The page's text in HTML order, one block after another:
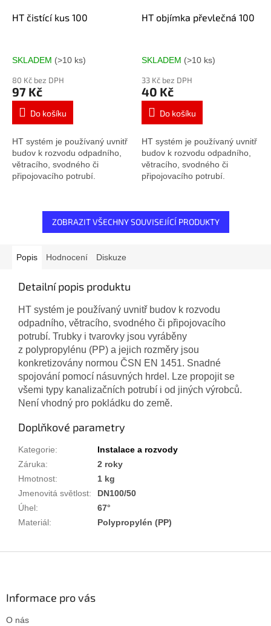
HT čistící kus 100
SKLADEM (>10 ks)
80 Kč bez DPH
97 Kč
Do košíku
HT systém je používaný uvnitř
budov k rozvodu odpadního,
větracího, svodného či
připojovacího potrubí.
HT objímka převlečná 100
SKLADEM (>10 ks)
33 Kč bez DPH
40 Kč
Do košíku
HT systém je používaný uvnitř
budov k rozvodu odpadního,
větracího, svodného či
připojovacího potrubí.
ZOBRAZIT VŠECHNY SOUVISEJÍCÍ PRODUKTY
Popis Hodnocení Diskuze
Detailní popis produktu
HT systém je používaný uvnitř budov k rozvodu
odpadního, větracího, svodného či připojovacího
potrubí. Trubky i tvarovky jsou vyráběny
z polypropylénu (PP) a jejich rozměry jsou
konkretizovány normou ČSN EN 1451. Snadné
spojování pomocí násuvných hrdel. Lze propojit se
všemi typy kanalizačních potrubí i od jiných výrobců.
Není vhodný pro pokládku do země.
Doplňkové parametry
Kategorie:
Instalace a rozvody
Záruka:
2 roky
Hmotnost:
1 kg
Jmenovitá světlost:
DN100/50
Úhel:
67°
Materiál: Polypropylén (PP)
Informace pro vás
O nás